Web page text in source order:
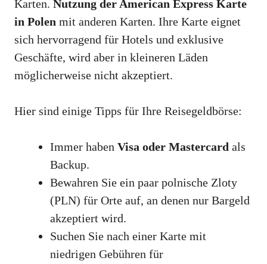
Karten. Nutzung der American Express Karte
in Polen mit anderen Karten. Ihre Karte eignet
sich hervorragend für Hotels und exklusive
Geschäfte, wird aber in kleineren Läden
möglicherweise nicht akzeptiert.
Hier sind einige Tipps für Ihre Reisegeldbörse:
Immer haben Visa oder Mastercard als
Backup.
Bewahren Sie ein paar polnische Zloty
(PLN) für Orte auf, an denen nur Bargeld
akzeptiert wird.
Suchen Sie nach einer Karte mit
niedrigen Gebühren für